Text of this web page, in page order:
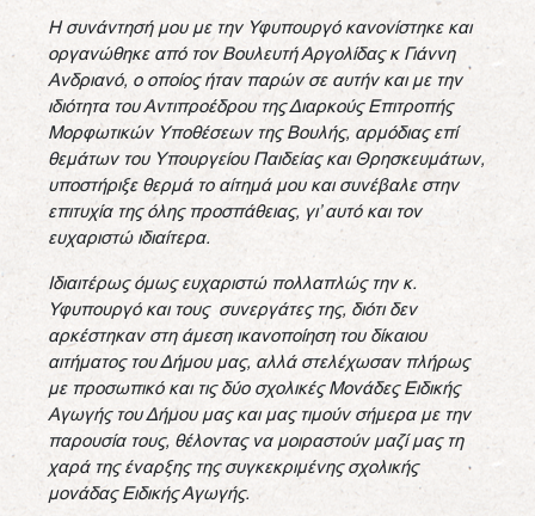
Η συνάντησή μου με την Υφυπουργό κανονίστηκε και
οργανώθηκε από τον Βουλευτή Αργολίδας κ Γιάννη
Ανδριανό, ο οποίος ήταν παρών σε αυτήν και με την
ιδιότητα του Αντιπροέδρου της Διαρκούς Επιτροπής
Μορφωτικών Υποθέσεων της Βουλής, αρμόδιας επί
θεμάτων του Υπουργείου Παιδείας και Θρησκευμάτων,
υποστήριξε θερμά το αίτημά μου και συνέβαλε στην
επιτυχία της όλης προσπάθειας, γι’ αυτό και τον
ευχαριστώ ιδιαίτερα.
Ιδιαιτέρως όμως ευχαριστώ πολλαπλώς την κ.
Υφυπουργό και τους συνεργάτες της, διότι δεν
αρκέστηκαν στη άμεση ικανοποίηση του δίκαιου
αιτήματος του Δήμου μας, αλλά στελέχωσαν πλήρως
με προσωπικό και τις δύο σχολικές Μονάδες Ειδικής
Αγωγής του Δήμου μας και μας τιμούν σήμερα με την
παρουσία τους, θέλοντας να μοιραστούν μαζί μας τη
χαρά της έναρξης της συγκεκριμένης σχολικής
μονάδας Ειδικής Αγωγής.